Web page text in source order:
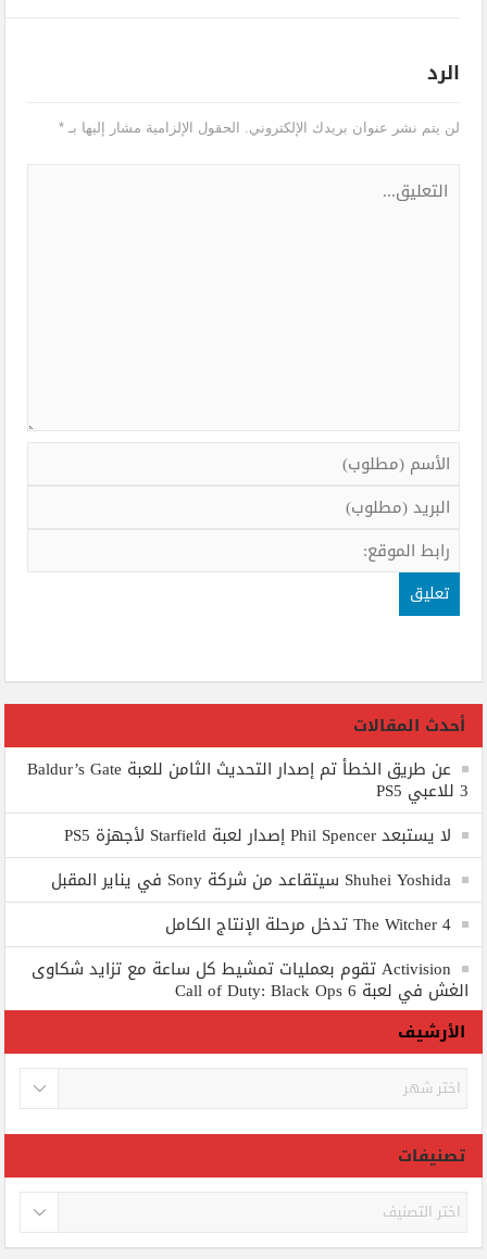
الرد
لن يتم نشر عنوان بريدك الإلكتروني. الحقول الإلزامية مشار إليها بـ*
أحدث المقالات
عن طريق الخطأ تم إصدار التحديث الثامن للعبة Baldur’s Gate
3 للاعبي PS5
لا يستبعد Phil Spencer إصدار لعبة Starfield لأجهزة PS5
Shuhei Yoshida سيتقاعد من شركة Sony في يناير المقبل
The Witcher 4 تدخل مرحلة الإنتاج الكامل
Activision تقوم بعمليات تمشيط كل ساعة مع تزايد شكاوى
الغش في لعبة Call of Duty: Black Ops 6
الأرشيف
الأرشيف
تصنيفات
تصنيفات